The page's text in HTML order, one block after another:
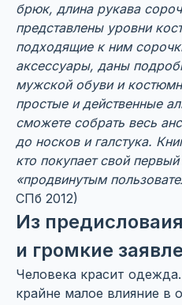
брюк, длина рукава
представлены уровни
подходящие к ним
аксессуары, даны
мужской обуви и
простые и действенные
сможете собрать весь
до носков и галстука.
кто покупает свой
«продвинутым
СПб 2012)
Из
и громкие
Человека красит
крайне малое влияние в